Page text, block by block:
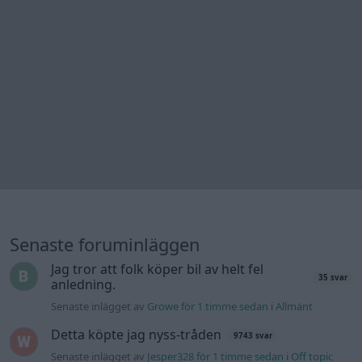
Volvo 740 med lh2.2 spridare öppnar hela
tiden på tändning.
Senaste inlägget av KlevaRaggarn för 13 timmar sedan
i
Generell felsökning
Senaste inlägget av MickeEng för 19 timmar sedan